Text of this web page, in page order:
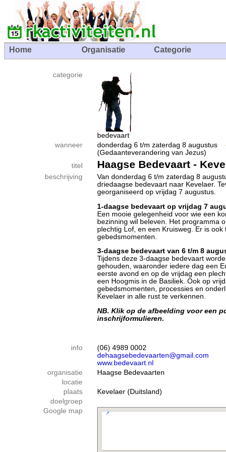
Home Organisatie Categorie
categorie
bedevaart
wanneer
donderdag 6 t/m zaterdag 8 augustus
(Gedaanteverandering van Jezus)
titel
Haagse Bedevaart -
beschrijving
Van donderdag 6 t/m zaterdag 8
driedaagse bedevaart naar Kevelaer.
georganiseerd op vrijdag 7 augustus.
1-daagse bedevaart op vrijdag 7
Een mooie gelegenheid voor wie een
bezinning wil beleven. Het programma
plechtig Lof, en een Kruisweg. Er is
gebedsmomenten.
3-daagse bedevaart van 6 t/m 8
Tijdens deze 3-daagse bedevaart
gehouden, waaronder iedere dag een
eerste avond en op de vrijdag een
een Hoogmis in de Basiliek. Ook op
gebedsmomenten, processies en
Kevelaer in alle rust te verkennen.
NB. Klik op de afbeelding voor een
inschrijformulieren.
info
(06) 4989 0002
dehaagsebedevaarten@gmail.com
www.bedevaart.nl
organisatie
Haagse Bedevaarten
locatie
plaats
Kevelaer (Duitsland)
doelgroep
Google map